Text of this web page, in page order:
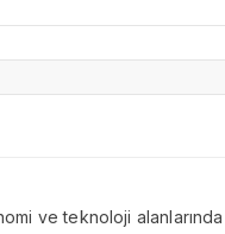
ve teknoloji alanlarında